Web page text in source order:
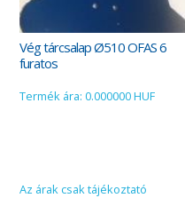
Vég tárcsalap Ø510 OFAS 6
furatos
Termék ára: 0.000000 HUF
Az árak csak tájékoztató